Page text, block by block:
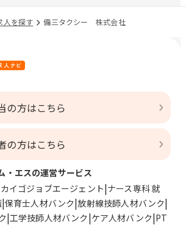
人を探す 備三タクシー 株式会社
の方はこちら
の方はこちら
・エスの運営サービス
カイゴジョブエージェント ナース専科 就
保育士人材バンク 放射線技師人材バンク
工学技師人材バンク ケア人材バンク PT